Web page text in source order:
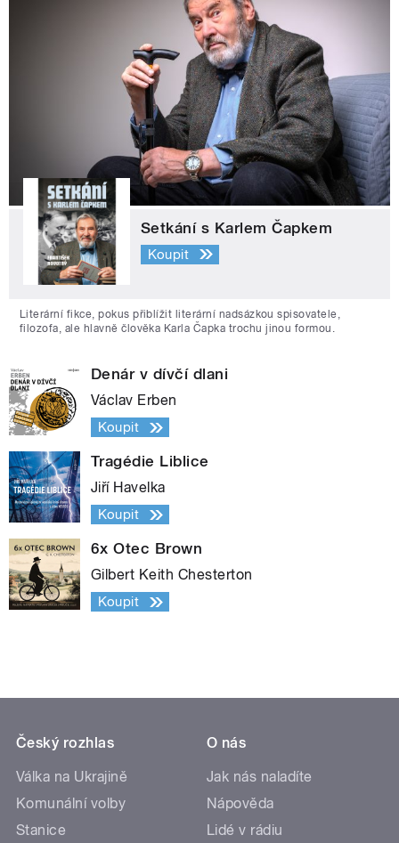
Setkání s Karlem Čapkem
Koupit
Literární fikce, pokus přiblížit literární nadsázkou spisovatele,
filozofa, ale hlavně člověka Karla Čapka trochu jinou formou.
Denár v dívčí dlani
Václav Erben
Koupit
Tragédie Liblice
Jiří Havelka
Koupit
6x Otec Brown
Gilbert Keith Chesterton
Koupit
Český rozhlas
Válka na Ukrajině
Komunální volby
Stanice
O nás
Jak nás naladíte
Nápověda
Lidé v rádiu